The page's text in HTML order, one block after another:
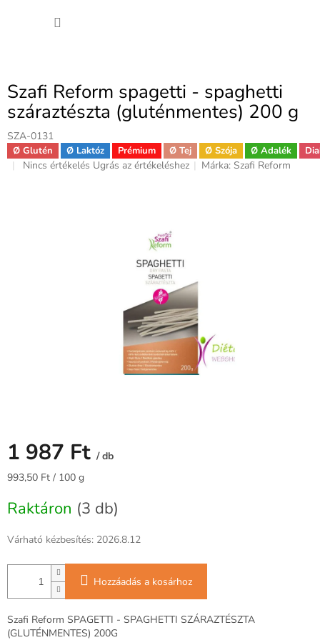
Szafi Reform spagetti - spaghetti
száraztészta (gluténmentes) 200 g
SZA-0131
Ø Glutén Ø Laktóz Prémium Ø Tej Ø Szója Ø Adalék
A
Nincs értékelés Ugrás az értékeléshez Márka: Szafi Reform
1 987 Ft / db
Egységár:
993,50 Ft / 100 g
Raktáron (3 db)
Várható kézbesítés: 2026.8.12
Hozzáadás a kosárhoz
Szafi Reform SPAGETTI - SPAGHETTI SZÁRAZTÉSZTA
(GLUTÉNMENTES) 200G